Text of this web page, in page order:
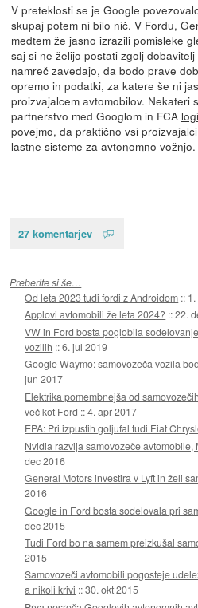
V preteklosti se je Google
skupaj potem ni bilo nič. V Fordu,
medtem že jasno izrazili pomisleke
saj si ne želijo postati zgolj
namreč zavedajo, da bodo prave
opremo in podatki, za katere še ni
proizvajalcem avtomobilov. Nekateri
partnerstvo med Googlom in FCA
povejmo, da praktično vsi
lastne sisteme za avtonomno vožnjo.
27 komentarjev
Preberite si še…
Od leta 2023 tudi fordi z Androidom ::
Applovi avtomobili že leta 2024? ::22.
VW in Ford bosta poglobila
vozilih ::6. jul 2019
Google Waymo: samovozeča vozila
jun 2017
Elektrika pomembnejša od
več kot Ford ::4. apr 2017
EPA: Pri izpustih goljufal tudi Fiat
Nvidia razvija samovozeče
dec 2016
General Motors investira v Lyft in želi
2016
Google in Ford bosta sodelovala pri
dec 2015
Tudi Ford bo na samem preizkušal
2015
Samovozeči avtomobili pogosteje
a nikoli krivi ::30. okt 2015